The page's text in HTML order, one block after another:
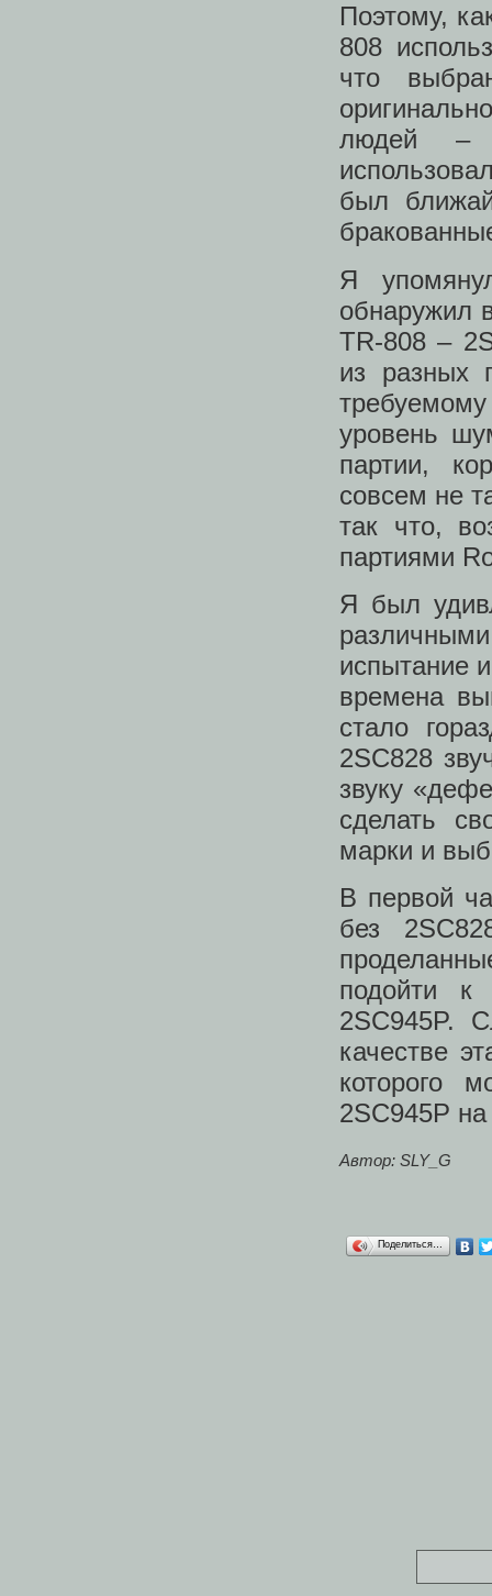
Поэтому,
808
что
людей –
был
Я
обнаружил
TR-808 –
из разных
уровень
партии,
совсем не
так что,
партиями
Я был
различными
испытание
времена
стало
2SC828
звуку
сделать
марки и
В первой
без
подойти к
2SC945P.
качестве
которого
2SC945P на
Автор: SLY_G
Поделиться…